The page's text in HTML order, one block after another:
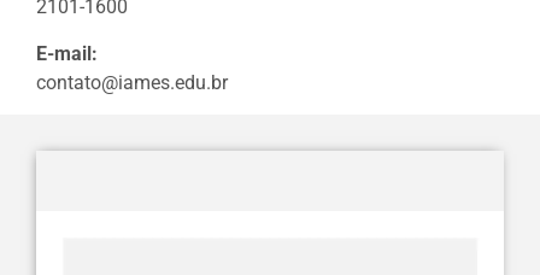
2101-1600
E-mail:
contato@iames.edu.br